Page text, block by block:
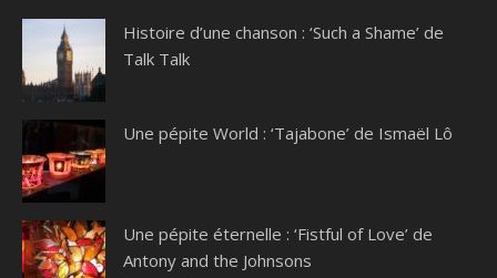
Histoire d’une chanson : ‘Such a Shame’ de
Talk Talk
Une pépite World : ‘Tajabone’ de Ismaël Lô
Une pépite éternelle : ‘Fistful of Love’ de
Antony and the Johnsons